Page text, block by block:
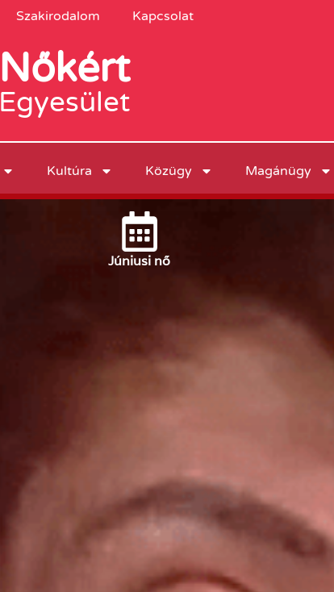
Szakirodalom Kapcsolat
Nőkért
Egyesület
Kultúra Közügy Magánügy
Júniusi nő